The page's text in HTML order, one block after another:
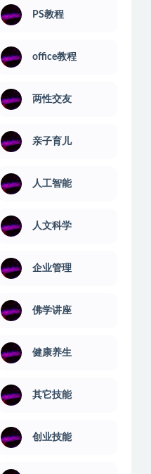
PS教程
office教程
两性交友
亲子育儿
人工智能
人文科学
企业管理
佛学讲座
健康养生
其它技能
创业技能